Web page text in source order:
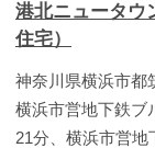
港北ニュータ
住宅）
神奈川県横浜市都
横浜市営地下鉄ブ
21分、横浜市営